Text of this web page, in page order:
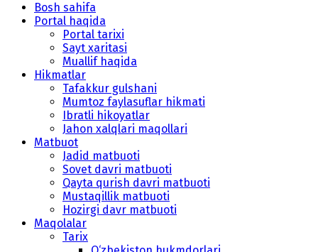
Bosh sahifa
Portal haqida
Portal tarixi
Sayt xaritasi
Muallif haqida
Hikmatlar
Tafakkur gulshani
Mumtoz faylasuflar hikmati
Ibratli hikoyatlar
Jahon xalqlari maqollari
Matbuot
Jadid matbuoti
Sovet davri matbuoti
Qayta qurish davri matbuoti
Mustaqillik matbuoti
Hozirgi davr matbuoti
Maqolalar
Tarix